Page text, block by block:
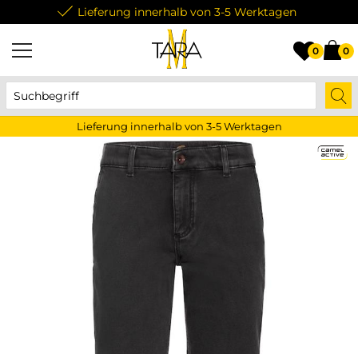
Lieferung innerhalb von 3-5 Werktagen
0 0
Lieferung innerhalb von 3-5 Werktagen